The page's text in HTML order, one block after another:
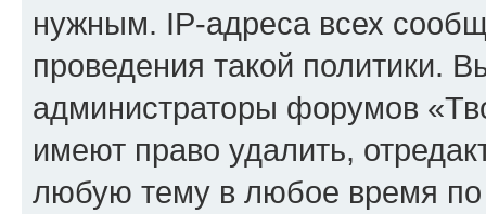
нужным. IP-адреса всех
проведения такой политики.
администраторы форумов
имеют право удалить,
любую тему в любое время